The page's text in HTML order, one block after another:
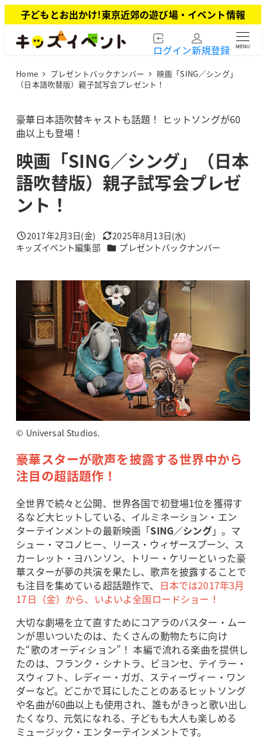
イ
子どもとお出かけ!東京近郊の遊び場・イベント情報
ログイン新規登録 MENU
Home プレゼントバックナンバー
映画「SING／シング」
（日本語吹替版）親子試写会プレゼント！
豪華日本語吹替キャストも話題！ ヒットソングが60
曲以上も登場！
映画「SING／シング」（日本
語吹替版）親子試写会プレゼ
ント！
投稿日
2017年2月3日(金) 更新日
2025年8月13日(水)
著
キッズイベント編集部 カテゴリー
プレゼントバックナンバー
© Universal Studios.
豪華スターが歌声を披露する世界中から
注目の超話題作！
全世界で続々と公開、世界各国で初登場1位を獲得す
るなど大ヒットしている、イルミネーション・エン
ターテインメントの最新映画「SING／シング」。マ
シュー・マコノヒー、リース・ウィザースプーン、ス
カーレット・ヨハンソン、トリー・ケリーといった豪
華スターが夢の共演を果たし、歌声を披露することで
も注目を集めている超話題作で、 日本では2017年3月
17日（金）から、いよいよ全国ロードショー！
大切な劇場を立て直すためにコアラのバスター・ムー
ンが思いついたのは、たくさんの動物たちに向け
た“歌のオーディション”！ 本編で流れる楽曲を提供し
たのは、フランク・シナトラ、ビヨンセ、テイラー・
スウィフト、レディー・ガガ、スティーヴィー・ワン
ダーなど。どこかで耳にしたことのあるヒットソング
や名曲が60曲以上も使用され、誰もがきっと歌い出し
たくなり、元気になれる、子どもも大人も楽しめる
ミュージック・エンターテインメントです。